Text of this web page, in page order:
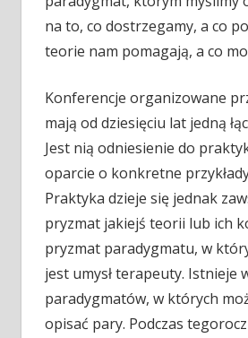
na to, co dostrzegamy, a co
teorie nam pomagają, a co
Konferencje organizowane
mają od dziesięciu lat jedną
Jest nią odniesienie do
oparcie o konkretne
Praktyka dzieje się jednak
pryzmat jakiejś teorii lub ich
pryzmat paradygmatu, w
jest umysł terapeuty. Istnieje
paradygmatów, w których
opisać pary. Podczas